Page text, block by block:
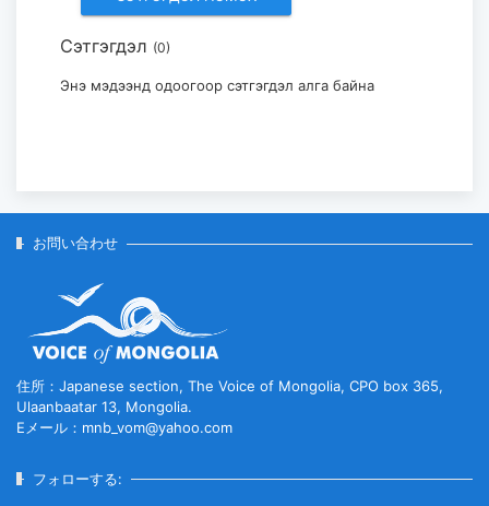
Mongolia and Japan」...
Сэтгэгдэл (0)
Энэ мэдээнд одоогоор сэтгэгдэл алга байна
お問い合わせ
住所：Japanese section, The Voice of Mongolia, CPO box 365,
Ulaanbaatar 13, Mongolia.
Eメール：mnb_vom@yahoo.com
フォローする: